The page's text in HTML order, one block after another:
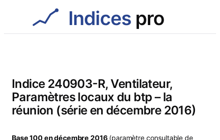
Indice 240903-R, Ventilateur,
Paramètres locaux du btp – la
réunion (série en décembre 2016)
Base 100 en décembre 2016(paramètre consultable de